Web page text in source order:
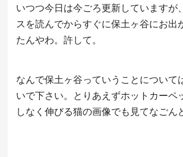
いつつ今日は今ごろ更新していますが
スを読んでからすぐに保土ヶ谷にお出
たんやわ。許して。
なんで保土ヶ谷っていうことについて
いで下さい。とりあえずホットカーペ
しなく伸びる猫の画像でも見てなごん